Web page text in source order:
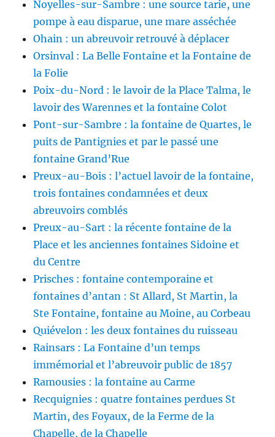
Noyelles-sur-Sambre : une source tarie, une
pompe à eau disparue, une mare asséchée
Ohain : un abreuvoir retrouvé à déplacer
Orsinval : La Belle Fontaine et la Fontaine de
la Folie
Poix-du-Nord : le lavoir de la Place Talma, le
lavoir des Warennes et la fontaine Colot
Pont-sur-Sambre : la fontaine de Quartes, le
puits de Pantignies et par le passé une
fontaine Grand’Rue
Preux-au-Bois : l’actuel lavoir de la fontaine,
trois fontaines condamnées et deux
abreuvoirs comblés
Preux-au-Sart : la récente fontaine de la
Place et les anciennes fontaines Sidoine et
du Centre
Prisches : fontaine contemporaine et
fontaines d’antan : St Allard, St Martin, la
Ste Fontaine, fontaine au Moine, au Corbeau
Quiévelon : les deux fontaines du ruisseau
Rainsars : La Fontaine d’un temps
immémorial et l’abreuvoir public de 1857
Ramousies : la fontaine au Carme
Recquignies : quatre fontaines perdues St
Martin, des Foyaux, de la Ferme de la
Chapelle, de la Chapelle